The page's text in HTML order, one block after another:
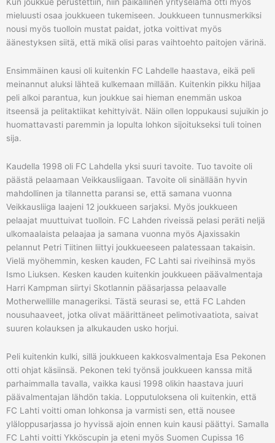
mieluusti osaa joukkueen tukemiseen. Joukkueen tunnusmerkiksi
nousi myös tuolloin mustat paidat, jotka voittivat myös
äänestyksen siitä, että mikä olisi paras vaihtoehto paitojen värinä.
Ensimmäinen kausi oli kuitenkin FC Lahdelle haastava, eikä peli
meinannut aluksi lähteä kulkemaan millään. Kuitenkin pikku hiljaa
peli alkoi parantua, kun joukkue sai hieman enemmän uskoa
itseensä ja pelitaktiikat kehittyivät. Näin ollen loppukausi sujuikin jo
huomattavasti paremmin ja lopulta lohkon sijoitukseksi tuli toinen
sija.
Kaudella 1998 oli FC Lahdella yksi suuri tavoite. Tuo tavoite oli
päästä pelaamaan Veikkausliigaan. Tavoite oli sinällään hyvin
mahdollinen ja tilannetta paransi se, että samana vuonna
Veikkausliiga laajeni 12 joukkueen sarjaksi. Myös joukkueen
pelaajat muuttuivat tuolloin. FC Lahden riveissä pelasi peräti neljä
ulkomaalaista pelaajaa ja samana vuonna myös Ajaxissakin
pelannut Petri Tiitinen liittyi joukkueeseen palatessaan takaisin.
Vielä myöhemmin, kesken kauden, FC Lahti sai riveihinsä myös
Ismo Liuksen. Kesken kauden kuitenkin joukkueen päävalmentaja
Harri Kampman siirtyi Skotlannin pääsarjassa pelaavalle
Motherwellille manageriksi. Tästä seurasi se, että FC Lahden
nousuhaaveet, jotka olivat määrittäneet pelimotivaatiota, saivat
suuren kolauksen ja alkukauden usko horjui.
Peli kuitenkin kulki, sillä joukkueen kakkosvalmentaja Esa Pekonen
otti ohjat käsiinsä. Pekonen teki työnsä joukkueen kanssa mitä
parhaimmalla tavalla, vaikka kausi 1998 olikin haastava juuri
päävalmentajan lähdön takia. Lopputuloksena oli kuitenkin, että
FC Lahti voitti oman lohkonsa ja varmisti sen, että nousee
yläloppusarjassa jo hyvissä ajoin ennen kuin kausi päättyi. Samalla
FC Lahti voitti Ykköscupin ja eteni myös Suomen Cupissa 16